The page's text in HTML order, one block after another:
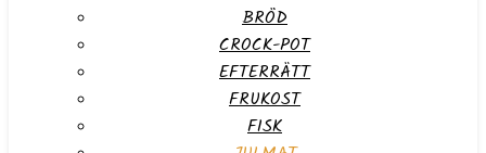
BRÖD
CROCK-POT
EFTERRÄTT
FRUKOST
FISK